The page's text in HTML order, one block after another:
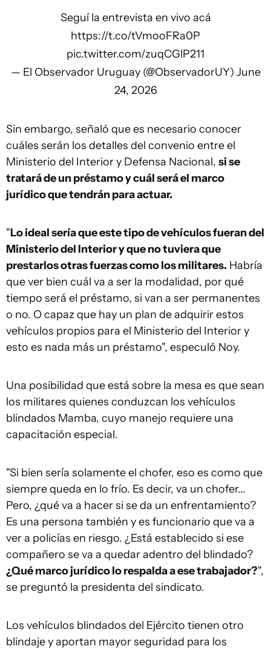
Seguí la entrevista en vivo acá
https://t.co/tVmooFRa0P
pic.twitter.com/zuqCGlP211
— El Observador Uruguay (@ObservadorUY) June
24, 2026
Sin embargo, señaló que es necesario conocer
cuáles serán los detalles del convenio entre el
Ministerio del Interior y Defensa Nacional, si se
tratará de un préstamo y cuál será el marco
jurídico que tendrán para actuar.
"Lo ideal sería que este tipo de vehículos fueran del
Ministerio del Interior y que no tuviera que
prestarlos otras fuerzas como los militares. Habría
que ver bien cuál va a ser la modalidad, por qué
tiempo será el préstamo, si van a ser permanentes
o no. O capaz que hay un plan de adquirir estos
vehículos propios para el Ministerio del Interior y
esto es nada más un préstamo", especuló Noy.
Una posibilidad que está sobre la mesa es que sean
los militares quienes conduzcan los vehículos
blindados Mamba, cuyo manejo requiere una
capacitación especial.
"Si bien sería solamente el chofer, eso es como que
siempre queda en lo frío. Es decir, va un chofer...
Pero, ¿qué va a hacer si se da un enfrentamiento?
Es una persona también y es funcionario que va a
ver a policías en riesgo. ¿Está establecido si ese
compañero se va a quedar adentro del blindado?
¿Qué marco jurídico lo respalda a ese trabajador?",
se preguntó la presidenta del sindicato.
Los vehículos blindados del Ejército tienen otro
blindaje y aportan mayor seguridad para los